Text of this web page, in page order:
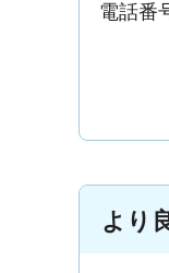
電話番
より